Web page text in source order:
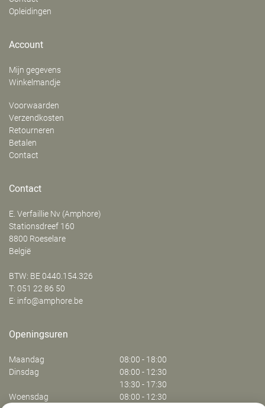
Opleidingen
Account
Mijn gegevens
Winkelmandje
Voorwaarden
Verzendkosten
Retourneren
Betalen
Contact
Contact
E. Verfaillie Nv (Amphore)
‍Stationsdreef 160
8800 Roeselare
België
BTW: BE 0440.154.326
T: 051 22 86 50
E: info@amphore.be
Openingsuren
Maandag
08:00 - 18:00
Dinsdag
08:00 - 12:30
13:30 - 17:30
Woensdag
08:00 - 12:30